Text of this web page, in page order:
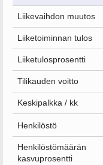
Liikevaihdon muutos
Liiketoiminnan tulos
Liiketulosprosentti
Tilikauden voitto
Keskipalkka / kk
Henkilöstö
Henkilöstömäärän
kasvuprosentti